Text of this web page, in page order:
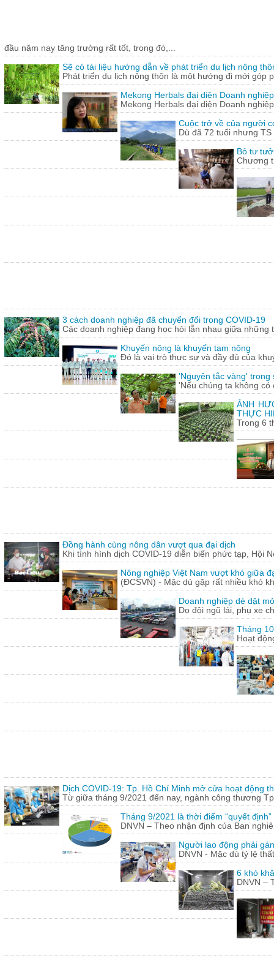
đầu năm nay tăng trưởng rất tốt, trong đó,...
Sẽ có tài liệu hướng dẫn về phát triển du lịch nông
Phát triển du lịch nông thôn là một hướng đi mới góp
Mekong Herbals đại diện Doanh
Mekong Herbals đại diện Doanh
Cuộc trở về của người
Dù đã 72 tuổi nhưng
Bỏ tư
Chương
3 cách doanh nghiệp đã chuyển đổi trong COVID-19
Các doanh nghiệp đang học hỏi lẫn nhau giữa những
Khuyến nông là khuyến tam nông
Đó là vai trò thực sự và đầy đủ của
'Nguyên tắc vàng' trong
'Nếu chúng ta không
ẢNH
THỰC
Trong 6
Đồng hành cùng nông dân vượt qua đại dịch
Khi tình hình dịch COVID-19 diễn biến phức tạp, Hội
Nông nghiệp Việt Nam vượt khó giữa
(ĐCSVN) - Mặc dù gặp rất nhiều khó
Doanh nghiệp dè dặt
Do đội ngũ lái, phụ xe
Tháng
Hoạt
Dịch COVID-19: Tp. Hồ Chí Minh mở cửa hoạt động
Từ giữa tháng 9/2021 đến nay, ngành công thương
Tháng 9/2021 là thời điểm “quyết
DNVN – Theo nhận định của Ban
Người lao động phải
DNVN - Mặc dù tỷ lệ
6 khó
DNVN –